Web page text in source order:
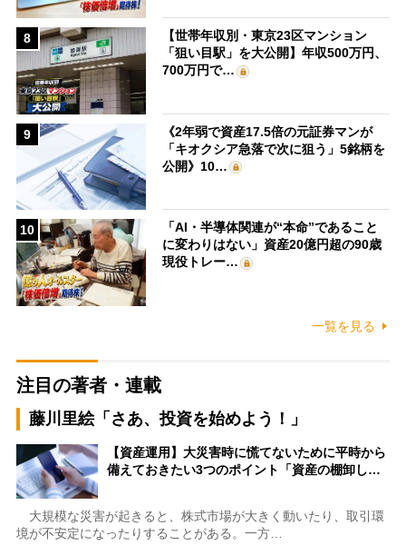
8
【世帯年収別・東京23区マンション
「狙い目駅」を大公開】年収500万円、
700万円で…
9
《2年弱で資産17.5倍の元証券マンが
「キオクシア急落で次に狙う」5銘柄を
公開》10…
10
「AI・半導体関連が“本命”であること
に変わりはない」資産20億円超の90歳
現役トレー…
一覧を見る
注目の著者・連載
藤川里絵「さあ、投資を始めよう！」
【資産運用】大災害時に慌てないために平時から
備えておきたい3つのポイント「資産の棚卸し…
大規模な災害が起きると、株式市場が大きく動いたり、取引環
境が不安定になったりすることがある。一方…